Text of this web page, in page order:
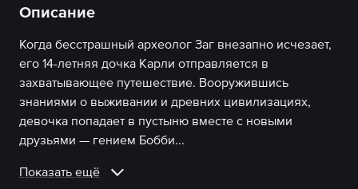
Описание
Когда бесстрашный археолог Заг внезапно исчезает,
его 14-летняя дочка Карли отправляется в
захватывающее путешествие. Вооружившись
знаниями о выживании и древних цивилизациях,
девочка попадает в пустыню вместе с новыми
друзьями — гением Бобби...
Показать ещё